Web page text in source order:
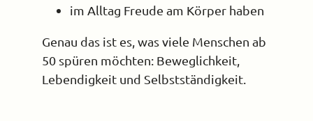
im Alltag Freude am Körper haben
Genau das ist es, was viele Menschen ab
50 spüren möchten: Beweglichkeit,
Lebendigkeit und Selbstständigkeit.